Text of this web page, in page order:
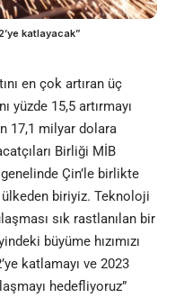
katlayacak”
en çok artıran üç
yüzde 15,5 artırmayı
17,1 milyar dolara
Birliği MİB
Çin’le birlikte
ülkeden biriyiz. Teknoloji
sık rastlanılan bir
büyüme hızımızı
katlamayı ve 2023
hedefliyoruz”